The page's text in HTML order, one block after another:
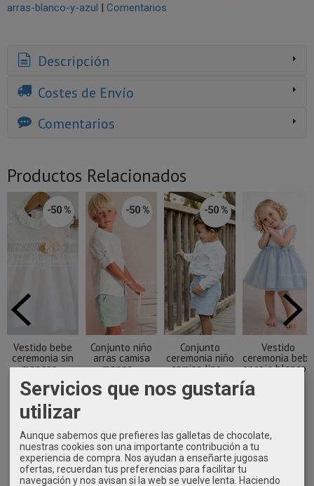
arras-blanco-y-azul | Comentarios
Descripción
Costes de Envío
Comentarios
Productos Relacionados
-50 %
Vestido bebe
ceremonia sin
mangas...
31,95 €
63,90 €
-50 %
Conjunto niño
arras camisa
manga...
30,95 €
61,90 €
-50 %
Conjunto
ceremonia niño
camisa lino...
26,45 €
52,90 €
Vestido
ceremonia bebé
encaje blanco...
Servicios que nos gustaría
utilizar
Aunque sabemos que prefieres las galletas de chocolate,
nuestras cookies son una importante contribución a tu
experiencia de compra. Nos ayudan a enseñarte jugosas
ofertas, recuerdan tus preferencias para facilitar tu
navegación y nos avisan si la web se vuelve lenta. Haciendo